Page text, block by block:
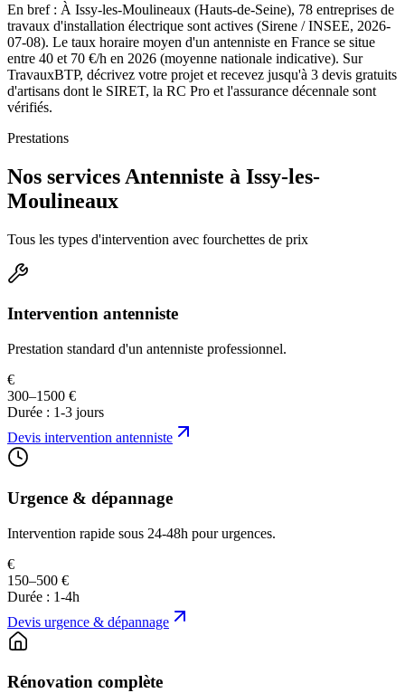
En bref : À Issy-les-Moulineaux (Hauts-de-Seine), 78 entreprises de
travaux d'installation électrique sont actives (Sirene / INSEE, 2026-
07-08). Le taux horaire moyen d'un antenniste en France se situe
entre 40 et 70 €/h en 2026 (moyenne nationale indicative). Sur
TravauxBTP, décrivez votre projet et recevez jusqu'à 3 devis gratuits
d'artisans dont le SIRET, la RC Pro et l'assurance décennale sont
vérifiés.
Prestations
Nos services Antenniste à Issy-les-
Moulineaux
Tous les types d'intervention avec fourchettes de prix
Intervention antenniste
Prestation standard d'un antenniste professionnel.
€
300–1500 €
Durée : 1-3 jours
Devis intervention antenniste
Urgence & dépannage
Intervention rapide sous 24-48h pour urgences.
€
150–500 €
Durée : 1-4h
Devis urgence & dépannage
Rénovation complète